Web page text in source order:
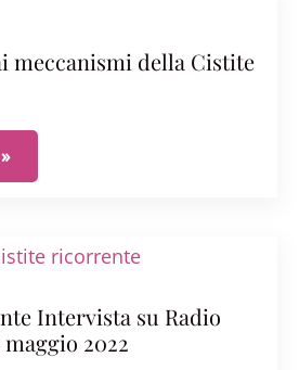
meccanismi della Cistite
AI MECCANISMI DELLA CISTITE
Intervista su Radio
2022